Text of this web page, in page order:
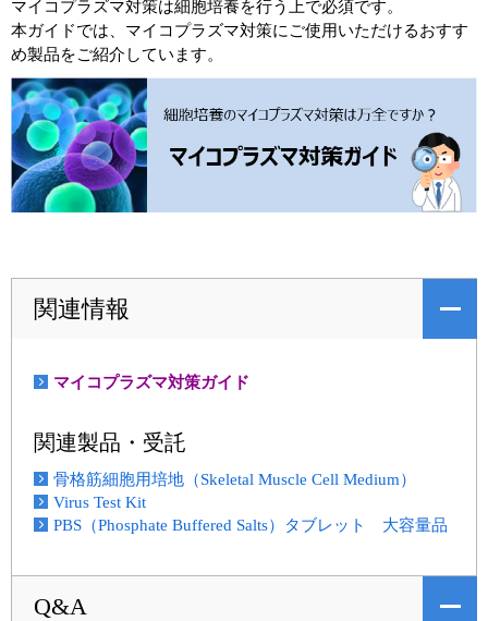
マイコプラズマ対策は細胞培養を行う上で必須です。
本ガイドでは、マイコプラズマ対策にご使用いただけるおすす
め製品をご紹介しています。
関連情報
マイコプラズマ対策ガイド
関連製品・受託
骨格筋細胞用培地（Skeletal Muscle Cell Medium）
Virus Test Kit
PBS（Phosphate Buffered Salts）タブレット 大容量品
Q&A